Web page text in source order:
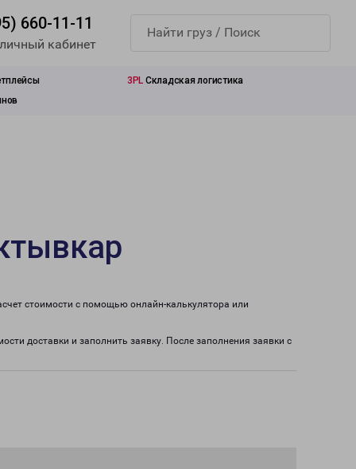
660-11-11
кабинет
3PL Складская логистика
стоимости с помощью онлайн-калькулятора или
доставки и заполнить заявку. После заполнения заявки с